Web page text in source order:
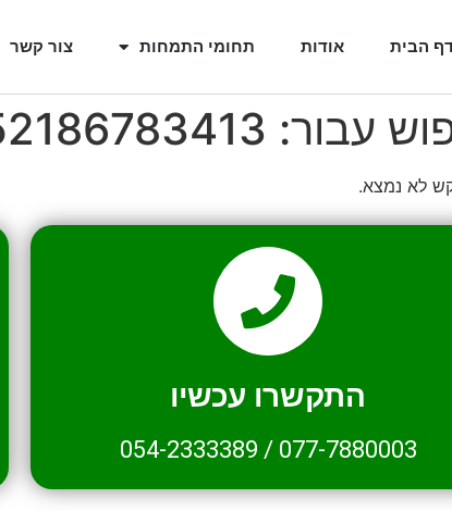
הבית אודות תחומי התמחות צור קשר
עבור:
לא נמצא.
התקשרו עכשיו
077-7880003
/
054-2333389